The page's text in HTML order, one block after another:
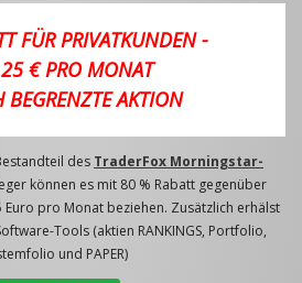
FÜR PRIVATKUNDEN -
€ PRO MONAT
BEGRENZTE AKTION
des TraderFox Morningstar-
können es mit 80 % Rabatt gegenüber
Euro pro Monat beziehen. Zusätzlich erhälst
Tools (aktien RANKINGS, Portfolio,
und PAPER)